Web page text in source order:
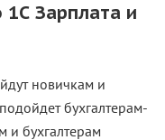
Зарплата и
новичкам и
бухгалтерам-
и бухгалтерам